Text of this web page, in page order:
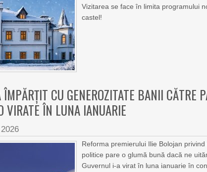
Vizitarea se face în limita programului
castel!
CU GENEROZITATE BANII CĂTRE
VIRATE ÎN LUNA IANUARIE
Reforma premierului Ilie Bolojan
politice pare o glumă bună dacă ne
Guvernul i-a virat în luna ianuarie în